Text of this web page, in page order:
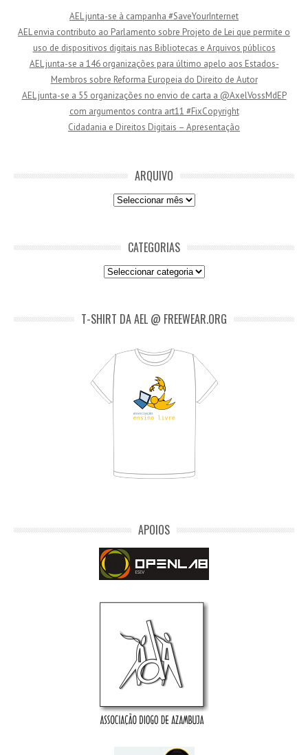
e
AEL junta-se à campanha #SaveYourInternet
AEL envia contributo ao Parlamento sobre Projeto de Lei que permite o
uso de dispositivos digitais nas Bibliotecas e Arquivos públicos
AEL junta-se a 146 organizações para último apelo aos Estados-
Membros sobre Reforma Europeia do Direito de Autor
AEL junta-se a 55 organizações no envio de carta a @AxelVossMdEP
com argumentos contra art11 #FixCopyright
Cidadania e Direitos Digitais – Apresentação
ARQUIVO
Arquivo
CATEGORIAS
Categorias
T-SHIRT DA AEL @ FREEWEAR.ORG
APOIOS